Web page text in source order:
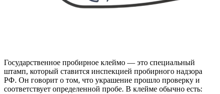
Государственное пробирное клеймо — это специальный
штамп, который ставится инспекцией пробирного надзора
РФ. Он говорит о том, что украшение прошло проверку и
соответствует определенной пробе. В клейме обычно есть: